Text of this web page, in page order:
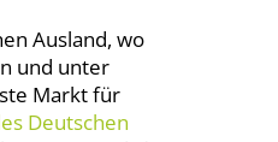
Ausland, wo
und unter
Markt für
Deutschen